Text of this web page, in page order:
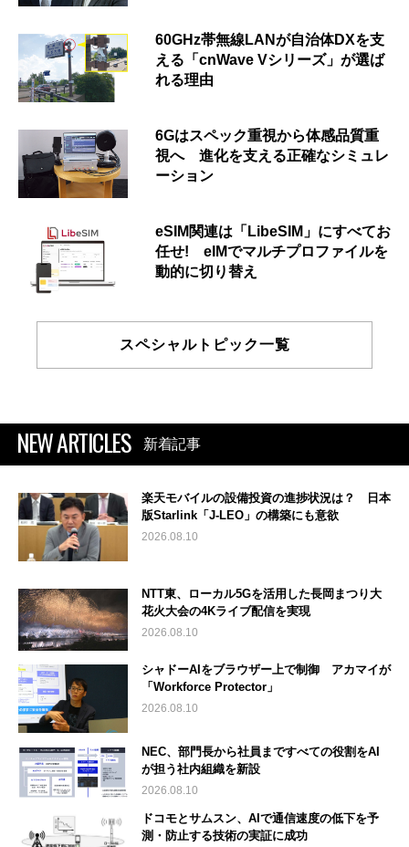
60GHz帯無線LANが自治体DXを支
える「cnWave Vシリーズ」が選ば
れる理由
6Gはスペック重視から体感品質重
視へ 進化を支える正確なシミュレ
ーション
eSIM関連は「LibeSIM」にすべてお
任せ! eIMでマルチプロファイルを
動的に切り替え
スペシャルトピック一覧
NEW ARTICLES 新着記事
楽天モバイルの設備投資の進捗状況は？ 日本
版Starlink「J-LEO」の構築にも意欲
2026.08.10
NTT東、ローカル5Gを活用した長岡まつり大
花火大会の4Kライブ配信を実現
2026.08.10
シャドーAIをブラウザー上で制御 アカマイが
「Workforce Protector」
2026.08.10
NEC、部門長から社員まですべての役割をAI
が担う社内組織を新設
2026.08.10
ドコモとサムスン、AIで通信速度の低下を予
測・防止する技術の実証に成功